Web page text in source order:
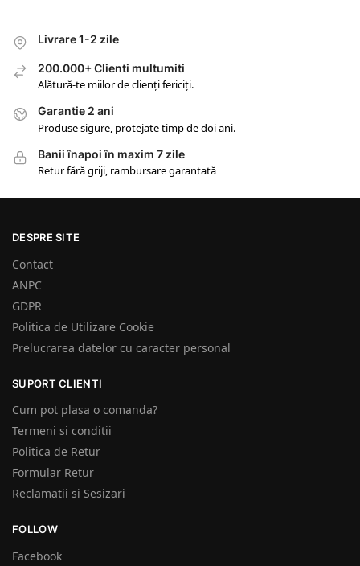
Livrare 1-2 zile
200.000+ Clienti multumiti
Alătură-te miilor de clienți fericiți.
Garantie 2 ani
Produse sigure, protejate timp de doi ani.
Banii înapoi în maxim 7 zile
Retur fără griji, rambursare garantată
DESPRE SITE
Contact
ANPC
GDPR
Politica de Utilizare Cookie
Prelucrarea datelor cu caracter personal
SUPORT CLIENTI
Cum pot plasa o comanda?
Termeni si conditii
Politica de Retur
Formular Retur
Reclamatii si Sesizari
FOLLOW
Facebook